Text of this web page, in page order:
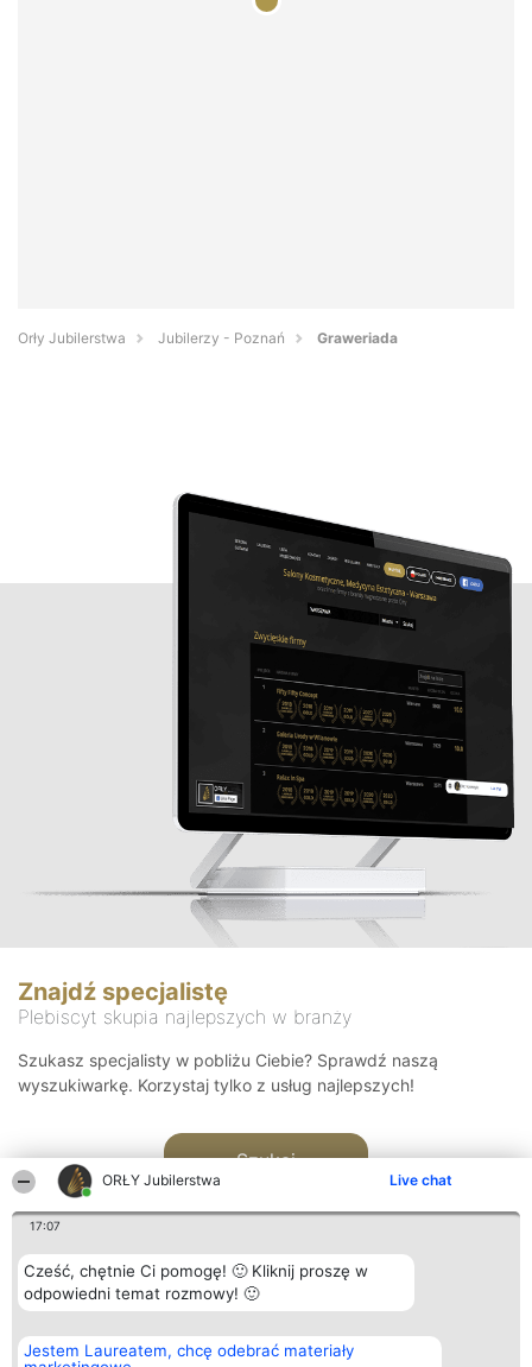
ORŁY Jubilerstwa Live chat
17:07
Cześć, chętnie Ci pomogę! 🙂 Kliknij proszę w
odpowiedni temat rozmowy! 🙂
Jestem Laureatem, chcę odebrać materiały
Orły Jubilerstwa Jubilerzy - Poznań Graweriada
Znajdź specjalistę
Plebiscyt skupia najlepszych w branży
Szukasz specjalisty w pobliżu Ciebie? Sprawdź naszą
wyszukiwarkę. Korzystaj tylko z usług najlepszych!
Szukaj
Organizator plebiscytu
Bright Side Solutions sp. z o.
Plebiscyt
Laureaci
Kontakt
Kontakt